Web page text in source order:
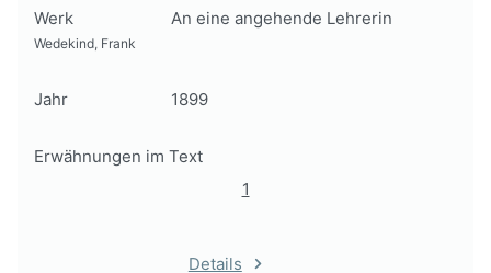
Werk An eine angehende Lehrerin
Wedekind, Frank
Jahr 1899
Erwähnungen im Text
1
Details